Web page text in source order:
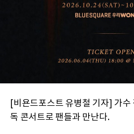
[비욘드포스트 유병철 기자] 가수
독 콘서트로 팬들과 만난다.